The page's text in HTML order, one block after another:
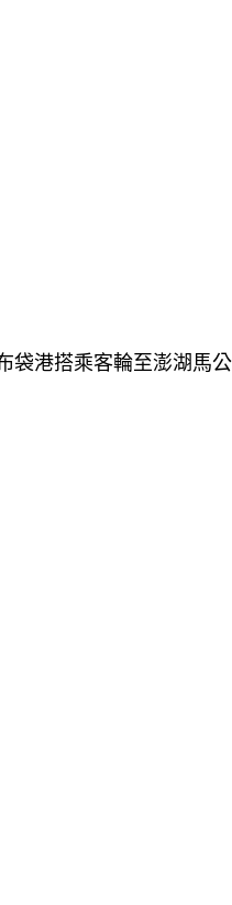
袋港搭乘客輪至澎湖馬